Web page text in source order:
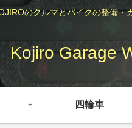
のクルマとバイクの整備・
Kojiro Garage
四輪車